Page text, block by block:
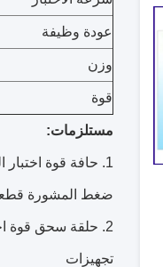
عودة وظيفة
وزن
قوة
مستلزمات:
1. حافة قوة اختبار الضغط = حلقة سحق تستر + موازية قطع سكين + الحافة
ضغط المشورة
2. حلقة سحق قوة اختبار = حلقة سحق تستر + حلقة سحق العينات + حلقة سحق
تجهيزات